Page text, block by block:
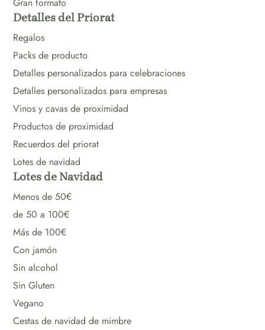
Gran formato
Detalles del Priorat
Regalos
Packs de producto
Detalles personalizados para celebraciones
Detalles personalizados para empresas
Vinos y cavas de proximidad
Productos de proximidad
Recuerdos del priorat
Lotes de navidad
Lotes de Navidad
Menos de 50€
de 50 a 100€
Más de 100€
Con jamón
Sin alcohol
Sin Gluten
Vegano
Cestas de navidad de mimbre